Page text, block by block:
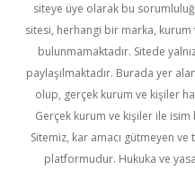
siteye üye olarak bu
sitesi, herhangi bir marka, kurum
bulunmamaktadır. Sitede
paylaşılmaktadır. Burada yer
olup, gerçek kurum ve kişiler
Gerçek kurum ve kişiler ile
Sitemiz, kar amacı gütmeyen
platformudur. Hukuka ve